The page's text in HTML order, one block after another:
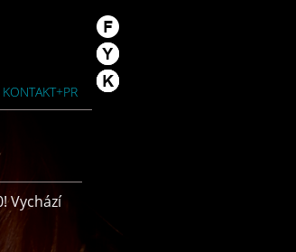
KONTAKT+PR
Vychází